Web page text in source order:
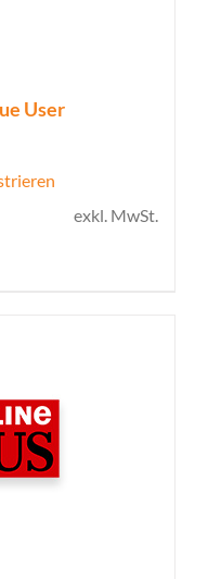
User
exkl. MwSt.